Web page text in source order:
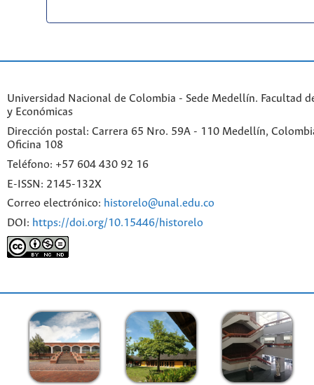
Universidad Nacional de Colombia - Sede Medellín. Facultad
y Económicas
Dirección postal: Carrera 65 Nro. 59A - 110 Medellín,
Oficina 108
Teléfono: +57 604 430 92 16
E-ISSN: 2145-132X
Correo electrónico: historelo@unal.edu.co
DOI: https://doi.org/10.15446/historelo